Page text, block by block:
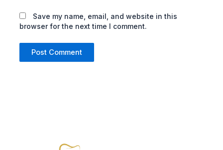
Save my name, email, and website in this
browser for the next time I comment.